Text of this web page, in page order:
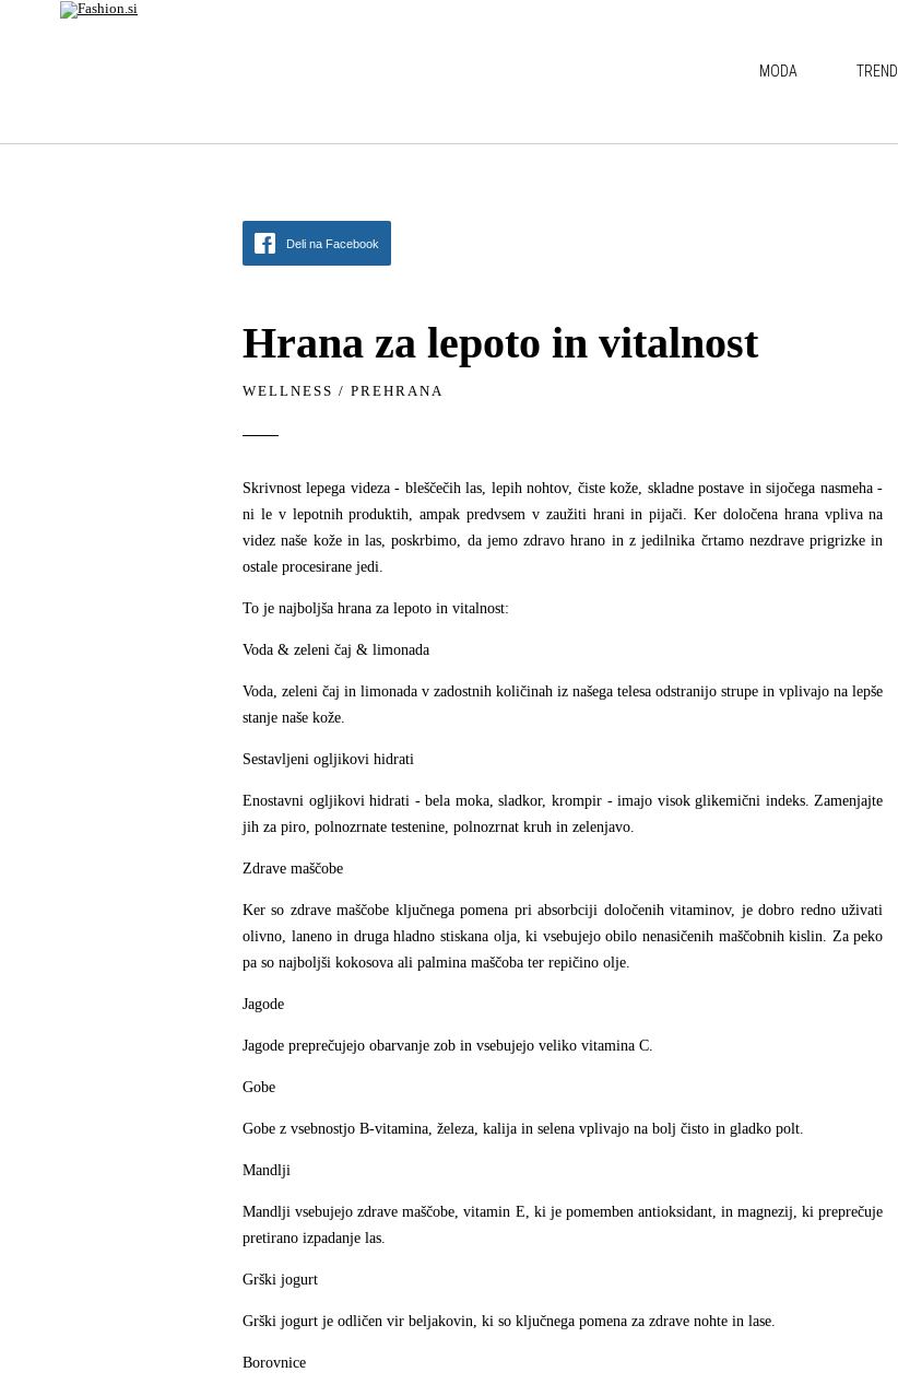
MODA TRENDI
Deli na Facebook
Hrana za lepoto in vitalnost
WELLNESS / PREHRANA
Skrivnost lepega videza - bleščečih las, lepih nohtov, čiste kože, skladne postave in sijočega nasmeha -
ni le v lepotnih produktih, ampak predvsem v zaužiti hrani in pijači. Ker določena hrana vpliva na
videz naše kože in las, poskrbimo, da jemo zdravo hrano in z jedilnika črtamo nezdrave prigrizke in
ostale procesirane jedi.
To je najboljša hrana za lepoto in vitalnost:
Voda & zeleni čaj & limonada
Voda, zeleni čaj in limonada v zadostnih količinah iz našega telesa odstranijo strupe in vplivajo na lepše
stanje naše kože.
Sestavljeni ogljikovi hidrati
Enostavni ogljikovi hidrati - bela moka, sladkor, krompir - imajo visok glikemični indeks. Zamenjajte
jih za piro, polnozrnate testenine, polnozrnat kruh in zelenjavo.
Zdrave maščobe
Ker so zdrave maščobe ključnega pomena pri absorbciji določenih vitaminov, je dobro redno uživati
olivno, laneno in druga hladno stiskana olja, ki vsebujejo obilo nenasičenih maščobnih kislin. Za peko
pa so najboljši kokosova ali palmina maščoba ter repičino olje.
Jagode
Jagode preprečujejo obarvanje zob in vsebujejo veliko vitamina C.
Gobe
Gobe z vsebnostjo B-vitamina, železa, kalija in selena vplivajo na bolj čisto in gladko polt.
Mandlji
Mandlji vsebujejo zdrave maščobe, vitamin E, ki je pomemben antioksidant, in magnezij, ki preprečuje
pretirano izpadanje las.
Grški jogurt
Grški jogurt je odličen vir beljakovin, ki so ključnega pomena za zdrave nohte in lase.
Borovnice